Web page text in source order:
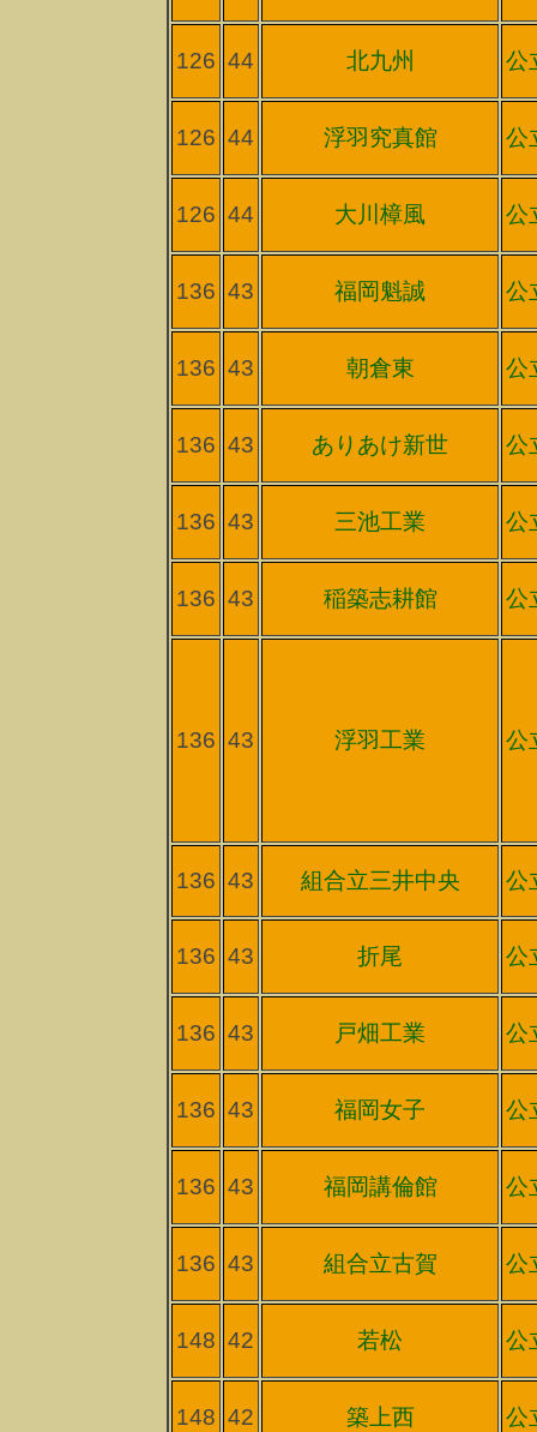
126 44 北九州 公
126 44 浮羽究真館 公
126 44 大川樟風 公
136 43 福岡魁誠 公
136 43 朝倉東 公
136 43 ありあけ新世 公
136 43 三池工業 公
136 43 稲築志耕館 公
136 43 浮羽工業 公
136 43 組合立三井中央 公
136 43 折尾 公
136 43 戸畑工業 公
136 43 福岡女子 公
136 43 福岡講倫館 公
136 43 組合立古賀 公
148 42 若松 公
148 42 築上西 公